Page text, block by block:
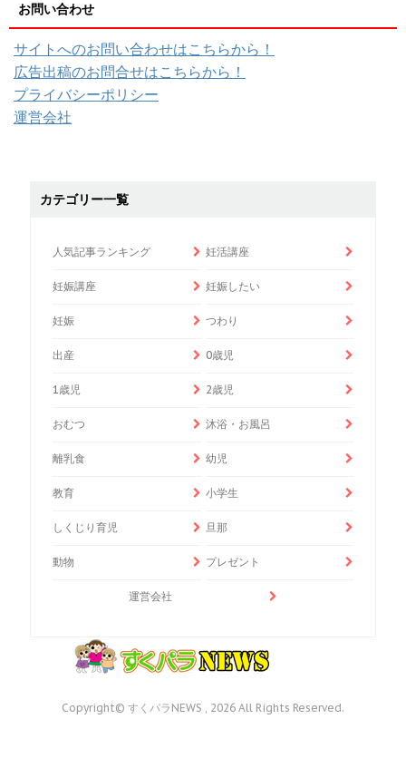
お問い合わせ
サイトへのお問い合わせはこちらから！
広告出稿のお問合せはこちらから！
プライバシーポリシー
運営会社
カテゴリー一覧
人気記事ランキング 妊活講座
妊娠講座 妊娠したい
妊娠 つわり
出産 0歳児
1歳児 2歳児
おむつ 沐浴・お風呂
離乳食 幼児
教育 小学生
しくじり育児 旦那
動物 プレゼント
運営会社
Copyright© すくパラNEWS , 2026 All Rights Reserved.